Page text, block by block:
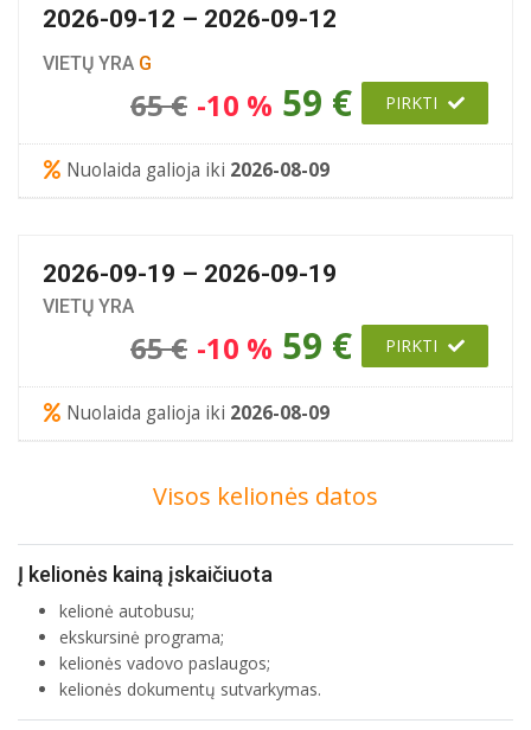
2026-09-12 – 2026-09-12
VIETŲ YRA G
65 € -10 % 59 € PIRKTI
Nuolaida galioja iki 2026-08-09
2026-09-19 – 2026-09-19
VIETŲ YRA
65 € -10 % 59 € PIRKTI
Nuolaida galioja iki 2026-08-09
Visos kelionės datos
Į kelionės kainą įskaičiuota
kelionė autobusu;
ekskursinė programa;
kelionės vadovo paslaugos;
kelionės dokumentų sutvarkymas.